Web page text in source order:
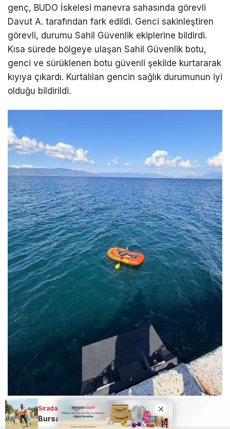
genç, BUDO İskelesi manevra sahasında görevli
Davut A. tarafından fark edildi. Genci sakinleştiren
görevli, durumu Sahil Güvenlik ekiplerine bildirdi.
Kısa sürede bölgeye ulaşan Sahil Güvenlik botu,
genci ve sürüklenen botu güvenli şekilde kurtararak
kıyıya çıkardı. Kurtalılan gencin sağlık durumunun iyi
olduğu bildirildi.
Sıradaki Haber
Bursa’da Alıç Yaylası Karakucak Güreşleri’nde kıyasıya mücadele!